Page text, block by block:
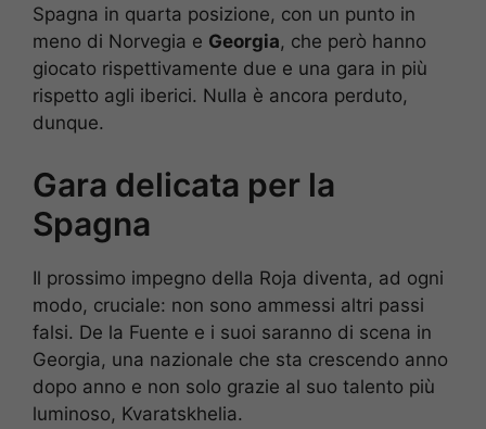
Spagna in quarta posizione, con un punto in
meno di Norvegia e Georgia, che però hanno
giocato rispettivamente due e una gara in più
rispetto agli iberici. Nulla è ancora perduto,
dunque.
Gara delicata per la
Spagna
Il prossimo impegno della Roja diventa, ad ogni
modo, cruciale: non sono ammessi altri passi
falsi. De la Fuente e i suoi saranno di scena in
Georgia, una nazionale che sta crescendo anno
dopo anno e non solo grazie al suo talento più
luminoso, Kvaratskhelia.